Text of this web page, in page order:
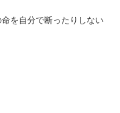
を自分で断ったりしない